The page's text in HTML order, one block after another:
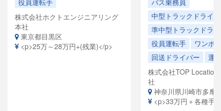
以上も可能！創業35年の安定
企業で、「快適な空間」を提
供するお仕事です。
株式会社ホクトエンジニアリング
本社
東京都目黒区
<p>25万～28万円+(残業)</p>
容は全国各地を回
ドライバーや、VIP
ヤードライバーな
員寮完備！引越祝
給（規定有）あり
中型トラックドライ
準中型トラックドラ
役員運転手
ワンボ
回送ドライバー
運
株式会社TOP Location
社
神奈川県川崎市多摩
<p>33万円＋各種手